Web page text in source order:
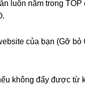
luôn nằm trong TOP
của bạn (Gỡ
không đẩy được từ